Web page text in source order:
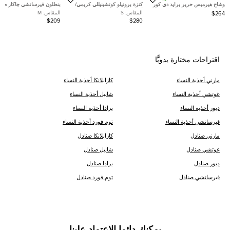
وشاح هيرميس حرير برايد دي كور
متعدد الألوان
$264
كنزة برونيلو كوتشينيللي كريمي/
أسود بخطوط ترتر مفتوحة عند
العنق مقاس صغير
المقاس: S
$280
بنطلون فيرساتشي جاكار
واسع بكامل تصميم الشعار
الوردي مقاس متوسط
المقاس: M
$209
اقتراحات مختارة يدويًّا
مارني أحذية النساء كازابلانكا أحذية النساء
غوتشي أحذية النساء شانيل أحذية النساء
ديور أحذية النساء برادا أحذية النساء
فيرساتشي أحذية النساء توم فورد أحذية النساء
مارني صنادل كازابلانكا صنادل
غوتشي صنادل شانيل صنادل
ديور صنادل برادا صنادل
فيرساتشي صنادل توم فورد صنادل